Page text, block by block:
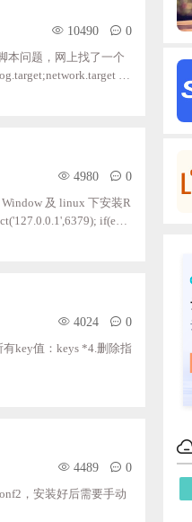
10490 0
本问题，网上找了一个
[S
4980 0
及 linux 下安装R
if(emp
4024 0
有key值：keys *4.删除指
4489 0
，安装好后需要手动